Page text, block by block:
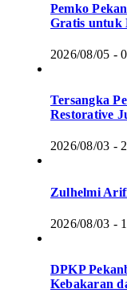
Pemko
Gratis untuk
2026/08/05 -
Tersangka
Restorative
2026/08/03 -
Zulhelmi
2026/08/03 -
DPKP
Kebakaran